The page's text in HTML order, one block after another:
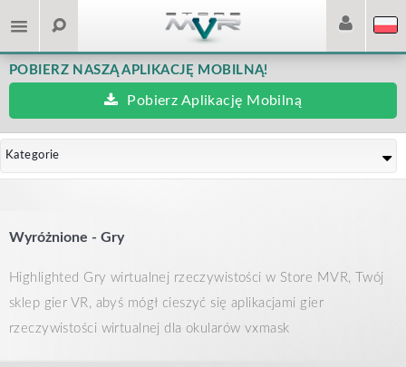
POBIERZ NASZĄ APLIKACJĘ MOBILNĄ!
Pobierz Aplikację Mobilną
Kategorie
Wyróżnione - Gry
Highlighted Gry wirtualnej rzeczywistości w Store MVR, Twój
sklep gier VR, abyś mógł cieszyć się aplikacjami gier
rzeczywistości wirtualnej dla okularów vxmask